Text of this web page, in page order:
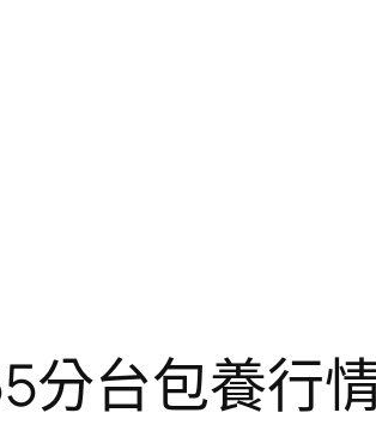
分台包養行